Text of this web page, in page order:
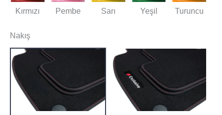
Kırmızı Pembe Sarı Yeşil Turuncu
Nakış